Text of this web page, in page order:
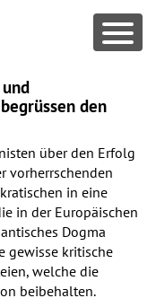
den
über den Erfolg
vorherrschenden
in eine
in der Europäischen
Dogma
gewisse kritische
welche die
beibehalten.